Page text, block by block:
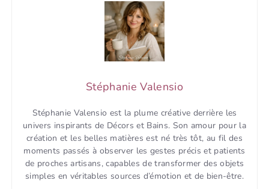
Stéphanie Valensio
Stéphanie Valensio est la plume créative derrière les
univers inspirants de Décors et Bains. Son amour pour la
création et les belles matières est né très tôt, au fil des
moments passés à observer les gestes précis et patients
de proches artisans, capables de transformer des objets
simples en véritables sources d’émotion et de bien-être.